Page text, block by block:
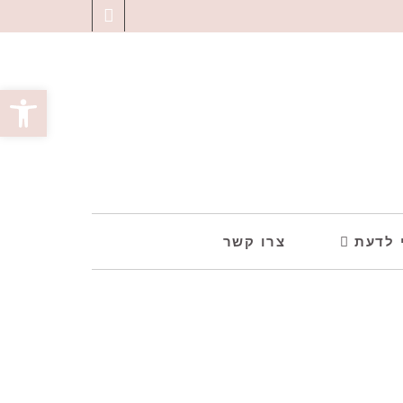
פתח
Facebook
לדעת צרו קשר